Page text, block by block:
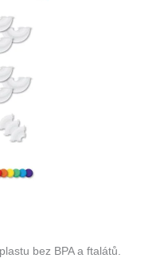
bez BPA a ftalátů.